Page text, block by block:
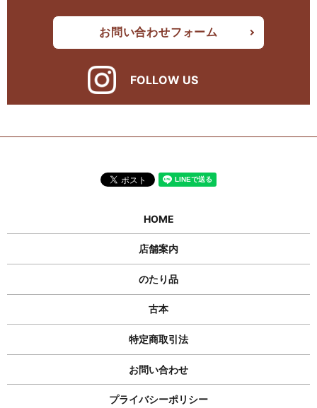
お問い合わせフォーム
FOLLOW US
HOME
店舗案内
のたり品
古本
特定商取引法
お問い合わせ
プライバシーポリシー